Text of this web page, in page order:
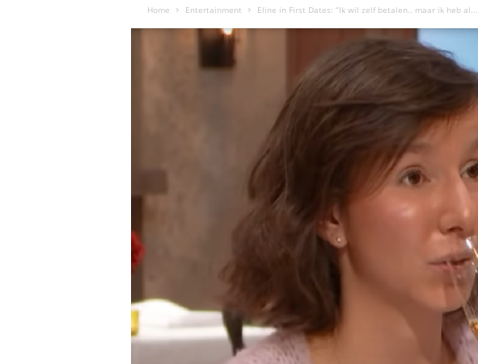
Home Entertainment Eline in First Dates: “Ik wil zelf betalen.. maar ik heb al...